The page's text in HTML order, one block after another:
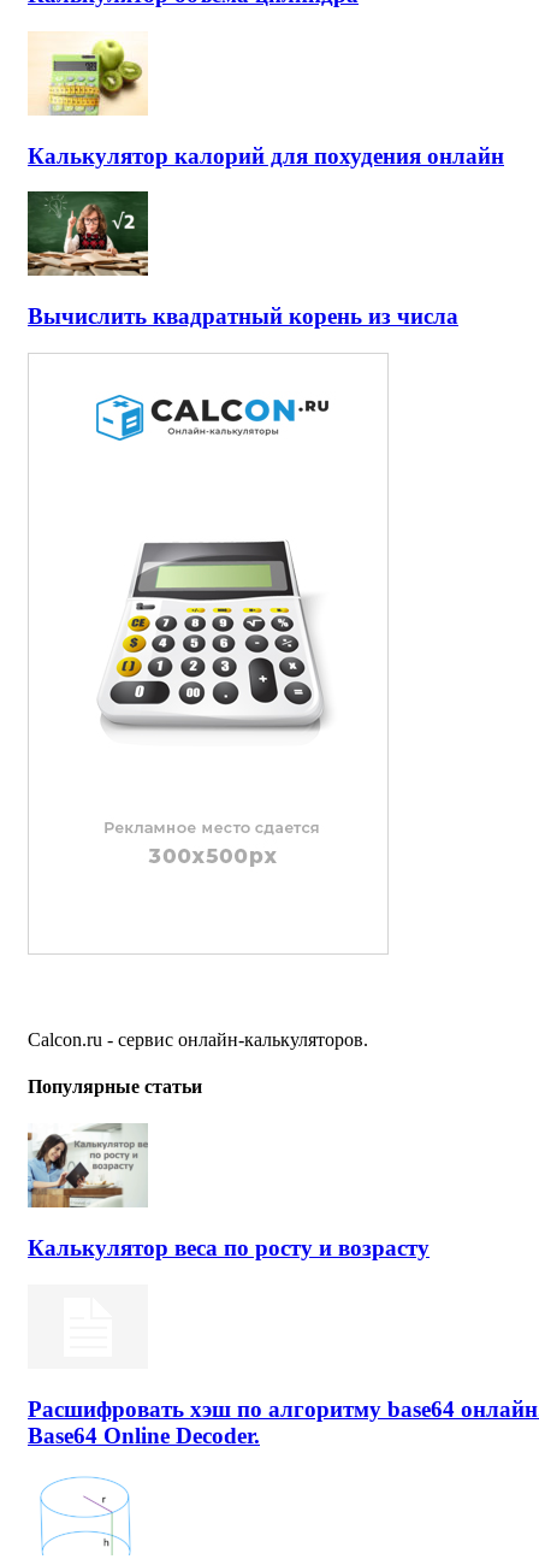
Калькулятор калорий для похудения онлайн
Вычислить квадратный корень из числа
Calcon.ru - сервис онлайн-калькуляторов.
Популярные статьи
Калькулятор веса по росту и возрасту
Расшифровать хэш по алгоритму base64
Base64 Online Decoder.